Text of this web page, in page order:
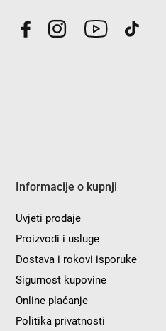
Informacije o kupnji
Uvjeti prodaje
Proizvodi i usluge
Dostava i rokovi isporuke
Sigurnost kupovine
Online plaćanje
Politika privatnosti